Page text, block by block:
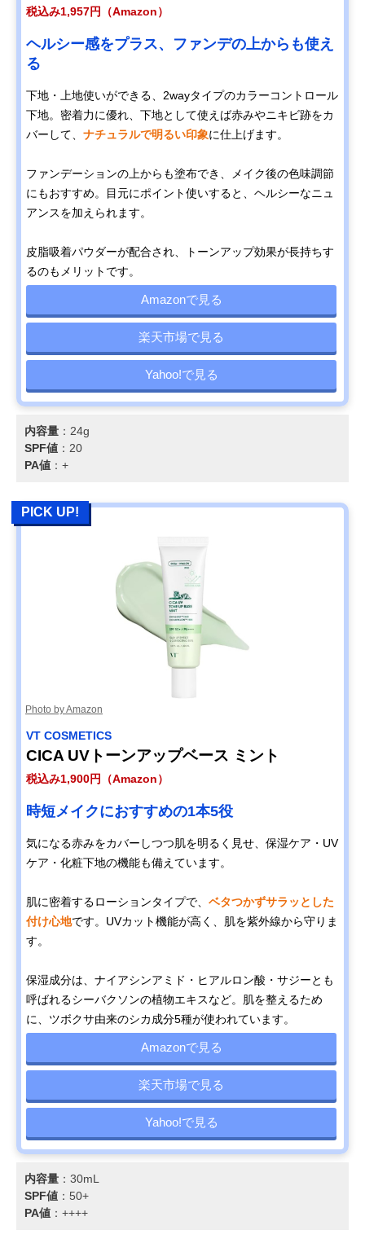
税込み1,957円（Amazon）
ヘルシー感をプラス、ファンデの上からも使え
る
下地・上地使いができる、2wayタイプのカラーコントロール
下地。密着力に優れ、下地として使えば赤みやニキビ跡をカ
バーして、 ナチュラルで明るい印象に仕上げます。
ファンデーションの上からも塗布でき、メイク後の色味調節
にもおすすめ。目元にポイント使いすると、ヘルシーなニュ
アンスを加えられます。
皮脂吸着パウダーが配合され、トーンアップ効果が長持ちす
るのもメリットです。
Amazonで見る
楽天市場で見る
Yahoo!で見る
内容量 ：24g
SPF値 ：20
PA値 ：+
PICK UP!
Photo by Amazon
VT COSMETICS
CICA UVトーンアップベース ミント
税込み1,900円（Amazon）
時短メイクにおすすめの1本5役
気になる赤みをカバーしつつ肌を明るく見せ、保湿ケア・UV
ケア・化粧下地の機能も備えています。
肌に密着するローションタイプで、 ベタつかずサラッとした
付け心地です。UVカット機能が高く、肌を紫外線から守りま
す。
保湿成分は、ナイアシンアミド・ヒアルロン酸・サジーとも
呼ばれるシーバクソンの植物エキスなど。肌を整えるため
に、ツボクサ由来のシカ成分5種が使われています。
Amazonで見る
楽天市場で見る
Yahoo!で見る
内容量 ：30mL
SPF値 ：50+
PA値 ：++++